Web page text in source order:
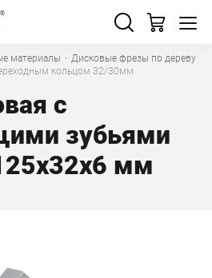
материалы · Дисковые фрезы по дереву
кольцом 32/30мм
с
зубьями
мм